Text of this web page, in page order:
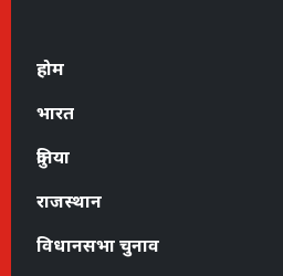
होम
भारत
दुनिया
राजस्थान
विधानसभा चुनाव